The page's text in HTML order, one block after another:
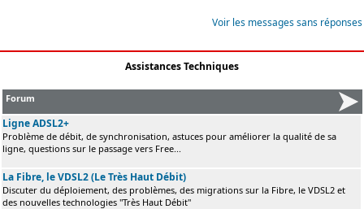
Voir les messages sans réponses
Assistances Techniques
Forum
Ligne ADSL2+
Problème de débit, de synchronisation, astuces pour améliorer la qualité de sa
ligne, questions sur le passage vers Free...
La Fibre, le VDSL2 (Le Très Haut Débit)
Discuter du déploiement, des problèmes, des migrations sur la Fibre, le VDSL2 et
des nouvelles technologies "Très Haut Débit"